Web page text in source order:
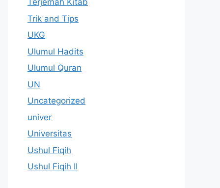
Terjemah Kitab
Trik and Tips
UKG
Ulumul Hadits
Ulumul Quran
UN
Uncategorized
univer
Universitas
Ushul Fiqih
Ushul Fiqih II